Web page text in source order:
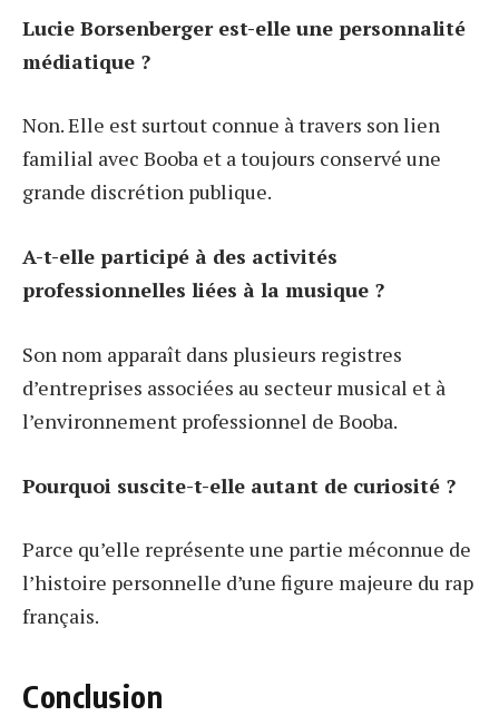
Lucie Borsenberger est-elle une personnalité
médiatique ?
Non. Elle est surtout connue à travers son lien
familial avec Booba et a toujours conservé une
grande discrétion publique.
A-t-elle participé à des activités
professionnelles liées à la musique ?
Son nom apparaît dans plusieurs registres
d’entreprises associées au secteur musical et à
l’environnement professionnel de Booba.
Pourquoi suscite-t-elle autant de curiosité ?
Parce qu’elle représente une partie méconnue de
l’histoire personnelle d’une figure majeure du rap
français.
Conclusion